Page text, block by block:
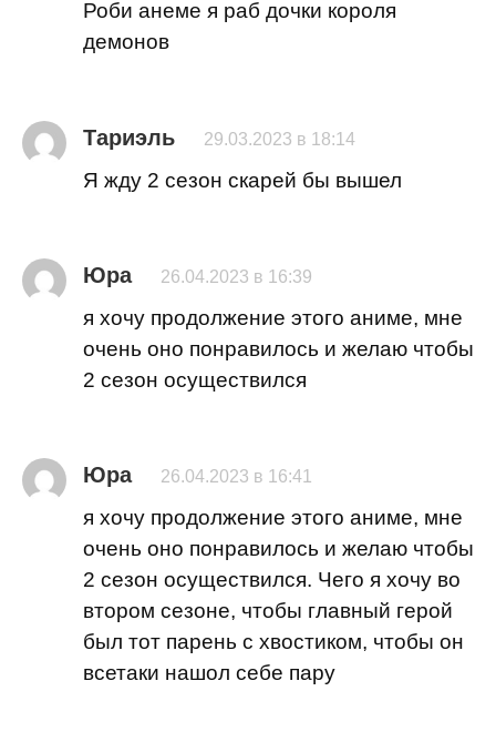
Роби анеме я раб дочки короля
демонов
Тариэль 29.03.2023 в 18:14
Я жду 2 сезон скарей бы вышел
Юра 26.04.2023 в 16:39
я хочу продолжение этого аниме, мне
очень оно понравилось и желаю чтобы
2 сезон осуществился
Юра 26.04.2023 в 16:41
я хочу продолжение этого аниме, мне
очень оно понравилось и желаю чтобы
2 сезон осуществился. Чего я хочу во
втором сезоне, чтобы главный герой
был тот парень с хвостиком, чтобы он
всетаки нашол себе пару